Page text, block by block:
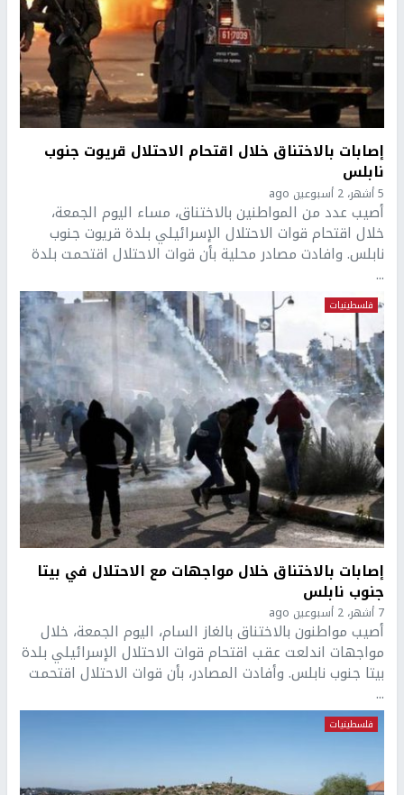
إصابات بالاختناق خلال اقتحام الاحتلال قريوت جنوب
نابلس
5 أشهر، 2 أسبوعين ago
أصيب عدد من المواطنين بالاختناق، مساء اليوم الجمعة،
خلال اقتحام قوات الاحتلال الإسرائيلي بلدة قريوت جنوب
نابلس. وافادت مصادر محلية بأن قوات الاحتلال اقتحمت بلدة
...
فلسطينيات
إصابات بالاختناق خلال مواجهات مع الاحتلال في بيتا
جنوب نابلس
7 أشهر، 2 أسبوعين ago
أصيب مواطنون بالاختناق بالغاز السام، اليوم الجمعة، خلال
مواجهات اندلعت عقب اقتحام قوات الاحتلال الإسرائيلي بلدة
بيتا جنوب نابلس. وأفادت المصادر، بأن قوات الاحتلال اقتحمت
...
فلسطينيات